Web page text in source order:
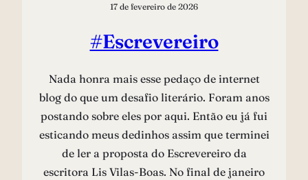
17 de fevereiro de 2026
#Escrevereiro
Nada honra mais esse pedaço de internet
blog do que um desafio literário. Foram anos
postando sobre eles por aqui. Então eu já fui
esticando meus dedinhos assim que terminei
de ler a proposta do Escrevereiro da
escritora Lis Vilas-Boas. No final de janeiro